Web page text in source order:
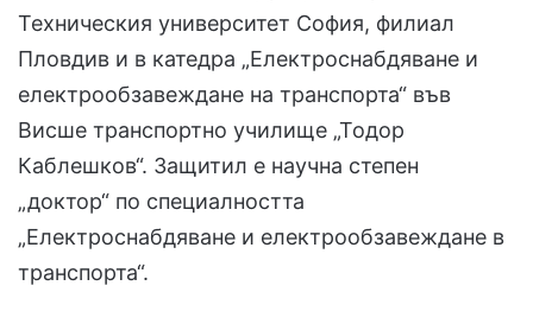
Техническия университет София, филиал
Пловдив и в катедра „Електроснабдяване и
електрообзавеждане на транспорта“ във
Висше транспортно училище „Тодор
Каблешков“. Защитил е научна степен
„доктор“ по специалността
„Електроснабдяване и електрообзавеждане в
транспорта“.